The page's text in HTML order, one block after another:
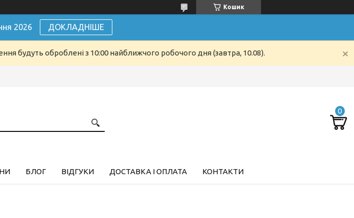
Кошик
2026 ДОКЛАДНІШЕ
будуть оброблені з 10:00 найближчого робочого дня (завтра, 10.08).
БЛОГ ВІДГУКИ ДОСТАВКА І ОПЛАТА КОНТАКТИ